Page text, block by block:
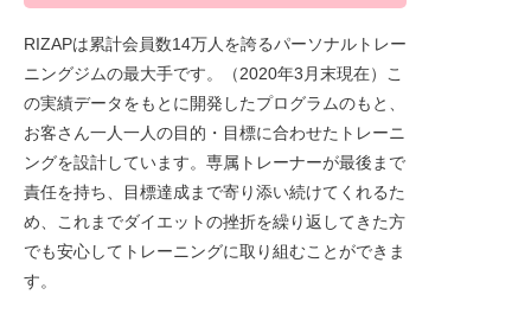
RIZAPは累計会員数14万人を誇るパーソナルトレー
ニングジムの最大手です。（2020年3月末現在）こ
の実績データをもとに開発したプログラムのもと、
お客さん一人一人の目的・目標に合わせたトレーニ
ングを設計しています。専属トレーナーが最後まで
責任を持ち、目標達成まで寄り添い続けてくれるた
め、これまでダイエットの挫折を繰り返してきた方
でも安心してトレーニングに取り組むことができま
す。